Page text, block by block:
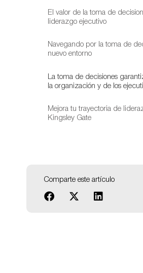
El valor de la toma de
liderazgo ejecutivo
Navegando por la toma de
nuevo entorno
La toma de decisiones
la organización y de los
Mejora tu trayectoria de
Kingsley Gate
Comparte este artículo